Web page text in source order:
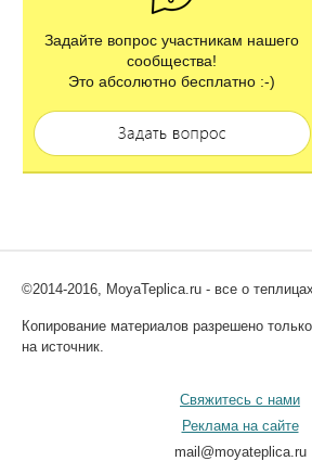
Задайте вопрос участникам нашего
сообщества!
Это абсолютно бесплатно :-)
©2014-2016, MoyaTeplica.ru - все о
Копирование материалов разрешено
на источник.
Свяжитесь с нами
Реклама на сайте
mail@moyateplica.ru